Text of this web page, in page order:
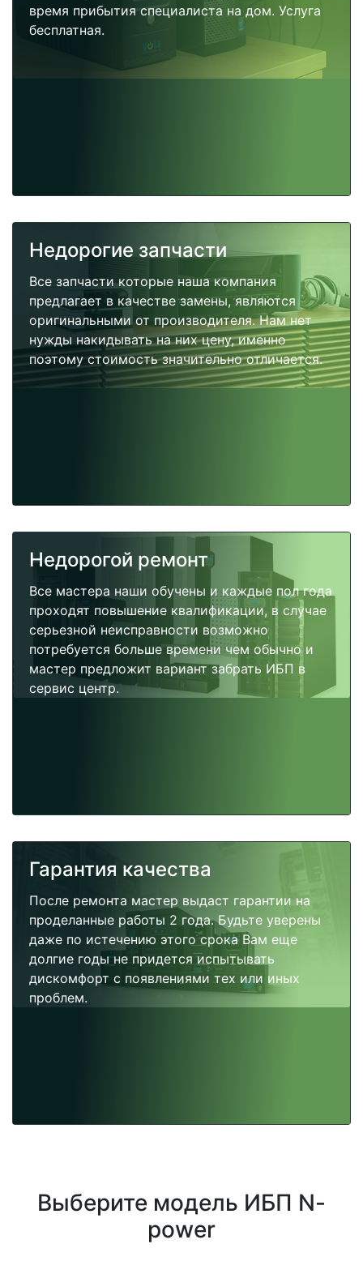
время прибытия специалиста на дом. Услуга
бесплатная.
Недорогие запчасти
Все запчасти которые наша компания
предлагает в качестве замены, являются
оригинальными от производителя. Нам нет
нужды накидывать на них цену, именно
поэтому стоимость значительно отличается.
Недорогой ремонт
Все мастера наши обучены и каждые пол года
проходят повышение квалификации, в случае
серьезной неисправности возможно
потребуется больше времени чем обычно и
мастер предложит вариант забрать ИБП в
сервис центр.
Гарантия качества
После ремонта мастер выдаст гарантии на
проделанные работы 2 года. Будьте уверены
даже по истечению этого срока Вам еще
долгие годы не придется испытывать
дискомфорт с появлениями тех или иных
проблем.
Выберите модель ИБП N-
power